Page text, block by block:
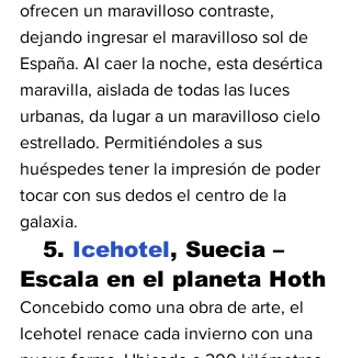
ofrecen un maravilloso contraste,
dejando ingresar el maravilloso sol de
España. Al caer la noche, esta desértica
maravilla, aislada de todas las luces
urbanas, da lugar a un maravilloso cielo
estrellado. Permitiéndoles a sus
huéspedes tener la impresión de poder
tocar con sus dedos el centro de la
galaxia.
5. Icehotel, Suecia –
Escala en el planeta Hoth
Concebido como una obra de arte, el
Icehotel renace cada invierno con una